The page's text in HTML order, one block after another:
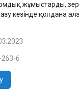
жұмыстарды,
кезінде қолдана
263-6